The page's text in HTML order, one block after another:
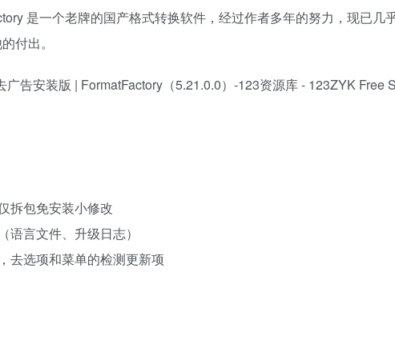
是一个老牌的国产格式转换软件，经过作者多年的努力，现已
付出。
拆包免安装小修改
语言文件、升级日志）
去选项和菜单的检测更新项